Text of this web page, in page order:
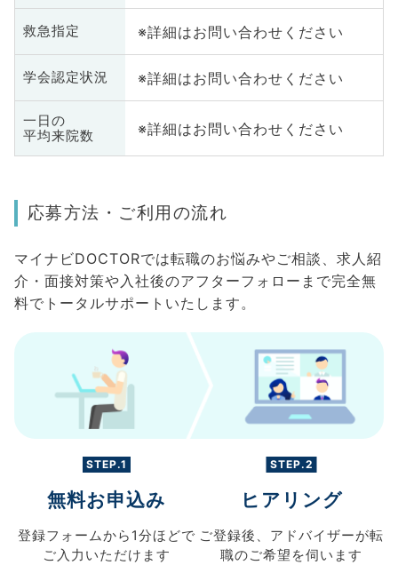
救急指定 ※詳細はお問い合わせください
学会認定状況 ※詳細はお問い合わせください
一日の
平均来院数
※詳細はお問い合わせください
応募方法・ご利用の流れ
マイナビDOCTORでは転職のお悩みやご相談、求人紹
介・面接対策や入社後のアフターフォローまで完全無
料でトータルサポートいたします。
STEP.1
無料お申込み
登録フォームから 1分ほどで
ご入力 いただけます
STEP.2
ヒアリング
ご登録後、 アドバイザーが転
職のご希望を伺います